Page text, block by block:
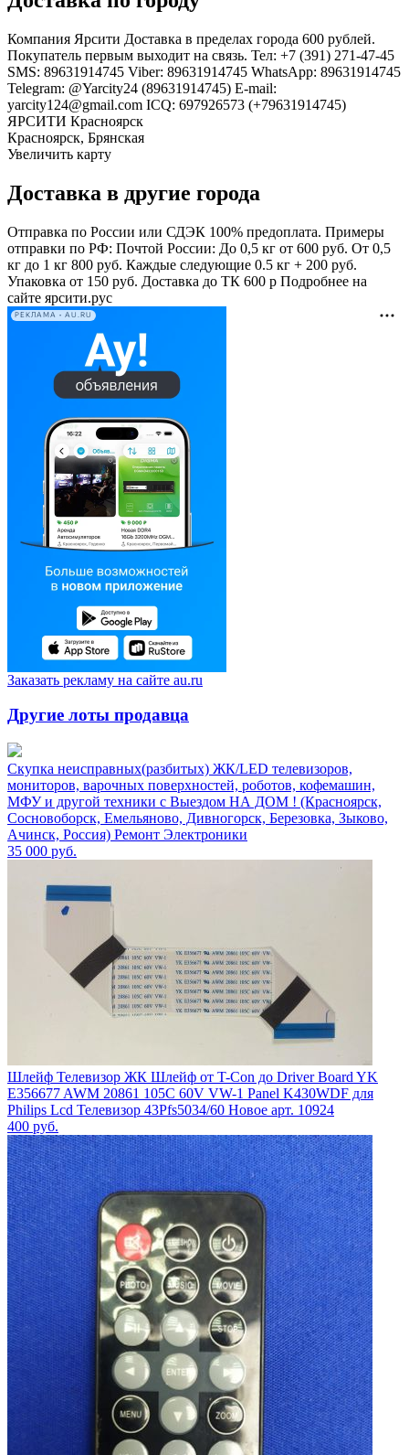
Компания Ярсити Доставка в пределах города 600 рублей.
Покупатель первым выходит на связь. Тел: +7 (391) 271-47-45
SMS: 89631914745 Viber: 89631914745 WhatsApp: 89631914745
Telegram: @Yarcity24 (89631914745) E-mail:
yarcity124@gmail.com ICQ: 697926573 (+79631914745)
ЯРСИТИ Красноярск
Красноярск, Брянская
Увеличить карту
Доставка в другие города
Отправка по России или СДЭК 100% предоплата. Примеры
отправки по РФ: Почтой России: До 0,5 кг от 600 руб. От 0,5
кг до 1 кг 800 руб. Каждые следующие 0.5 кг + 200 руб.
Упаковка от 150 руб. Доставка до ТК 600 р Подробнее на
сайте ярсити.рус
РЕКЛАМА • AU.RU
Заказать рекламу на сайте au.ru
Другие лоты продавца
Скупка неисправных(разбитых) ЖК/LED телевизоров,
мониторов, варочных поверхностей, роботов, кофемашин,
МФУ и другой техники с Выездом НА ДОМ ! (Красноярск,
Сосновоборск, Емельяново, Дивногорск, Березовка, Зыково,
Ачинск, Россия) Ремонт Электроники
35 000 руб.
Шлейф Телевизор ЖК Шлейф от T-Con до Driver Board YK
E356677 AWM 20861 105C 60V VW-1 Panel K430WDF для
Philips Lcd Телевизор 43Pfs5034/60 Новое арт. 10924
400 руб.